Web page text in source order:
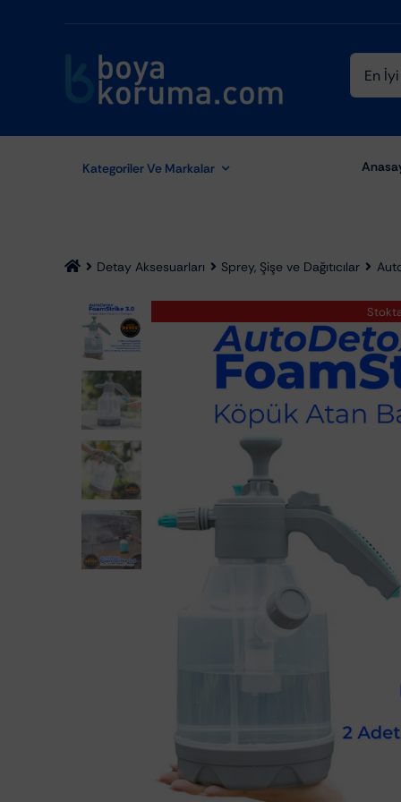
Ara:
Kategoriler Ve Markalar
Aydınlatma Ekipmanları
Detay Fırçaları
El Uygulama Pedleri
Maskeleme Bantları
Profesyoneller İçin
Sprey, Şişe Ve Dağıtıcılar
Genel Temizleyiciler
İç Mekan Koruma
Bezler
Lastik
Metal
Motor
Plastik
Zift Ve
Detay Aksesuarları Sprey, Şişe ve Dağıtıcılar